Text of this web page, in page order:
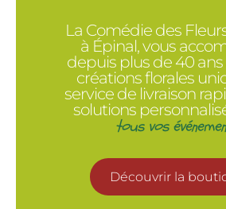
La Comédie des
à Épinal, vous
depuis plus de 40 ans
créations florales
service de livraison
solutions
tous vos
Découvrir la